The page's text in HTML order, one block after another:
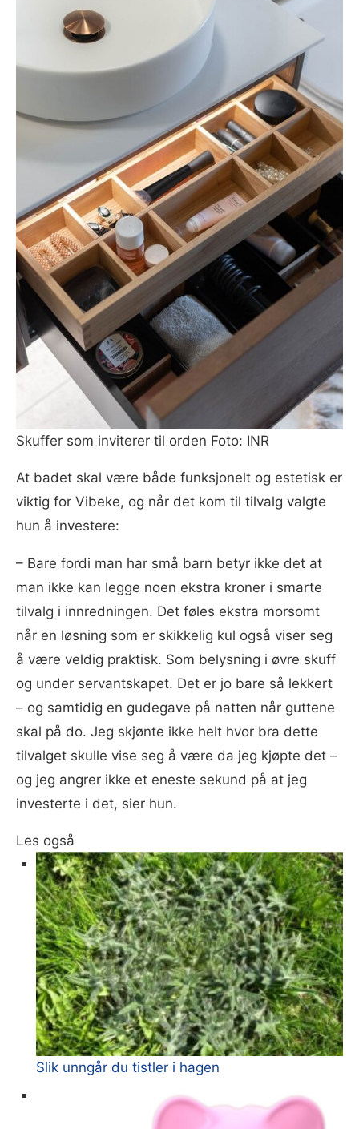
Skuffer som inviterer til orden Foto: INR
At badet skal være både funksjonelt og estetisk er
viktig for Vibeke, og når det kom til tilvalg valgte
hun å investere:
– Bare fordi man har små barn betyr ikke det at
man ikke kan legge noen ekstra kroner i smarte
tilvalg i innredningen. Det føles ekstra morsomt
når en løsning som er skikkelig kul også viser seg
å være veldig praktisk. Som belysning i øvre skuff
og under servantskapet. Det er jo bare så lekkert
– og samtidig en gudegave på natten når guttene
skal på do. Jeg skjønte ikke helt hvor bra dette
tilvalget skulle vise seg å være da jeg kjøpte det –
og jeg angrer ikke et eneste sekund på at jeg
investerte i det, sier hun.
Les også
Slik unngår du tistler i hagen